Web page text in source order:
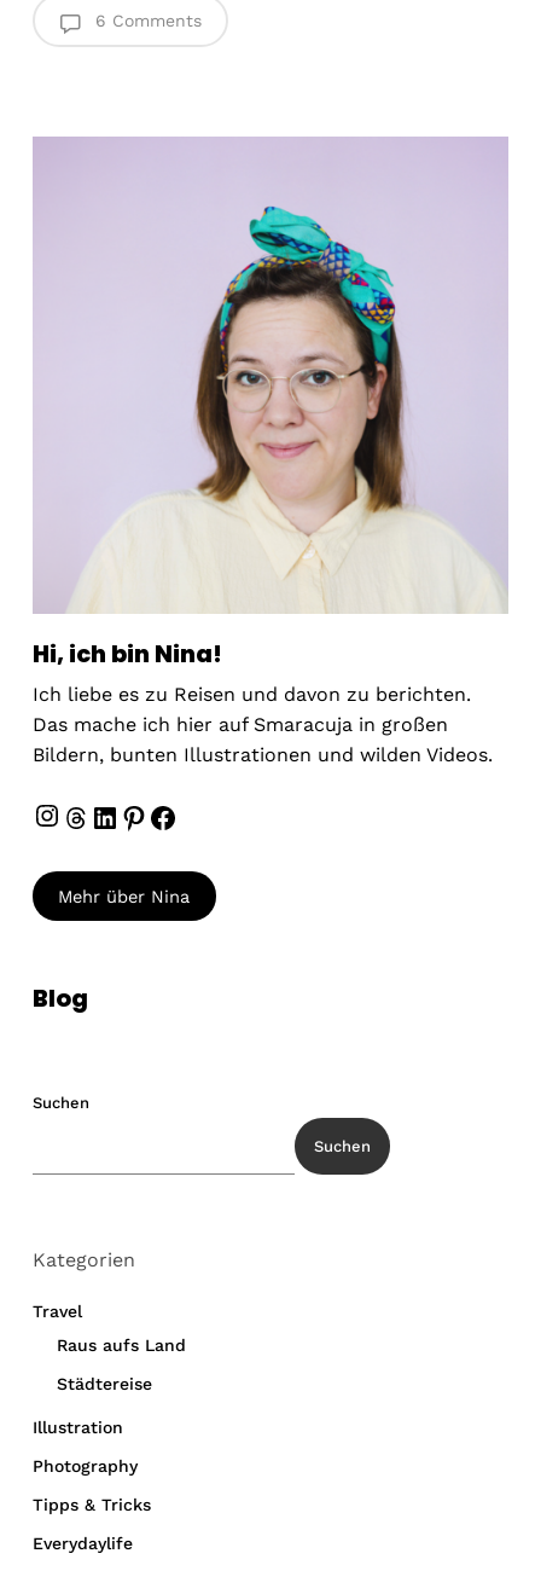
6 Comments
Hi, ich bin Nina!
Ich liebe es zu Reisen und davon zu berichten.
Das mache ich hier auf Smaracuja in großen
Bildern, bunten Illustrationen und wilden Videos.
Instagram
Threads
LinkedInPinterest
Mehr über Nina
Blog
Suchen
Suchen
Kategorien
Travel
Raus aufs Land
Städtereise
Illustration
Photography
Tipps & Tricks
Everydaylife